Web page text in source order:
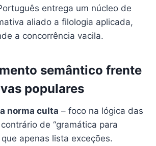
entrega um núcleo de
aliado a filologia aplicada,
a concorrência vacila.
semântico frente
populares
norma culta – foco na lógica das
de “gramática para
que apenas lista exceções.